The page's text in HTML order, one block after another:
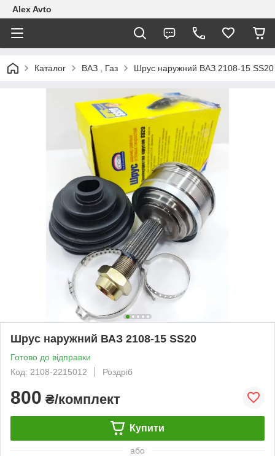
Alex Avto
Каталог ВАЗ , Газ Шрус наружний ВАЗ 2108-15 SS20
Шрус наружний ВАЗ 2108-15 SS20
Готово до відправки
Код: 2108-2215012
Роздріб
800 ₴/комплект
Купити
або